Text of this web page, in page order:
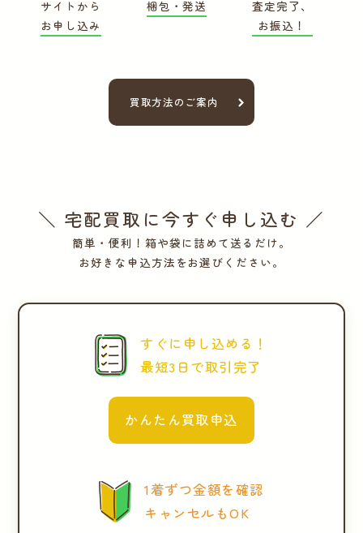
サイトから
お申し込み
梱包・発送
査定完了、
お振込！
買取方法のご案内
＼ 宅配買取に今すぐ申し込む ／
簡単・便利！箱や袋に詰めて送るだけ。
お好きな申込方法をお選びください。
すぐに申し込める！
最短3日で取引完了
かんたん買取申込
1着ずつ金額を確認
キャンセルもOK